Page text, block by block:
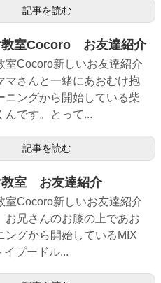
記事を読む
教室Cocoro お友達紹介
室Cocoro新しいお友達紹介
マさんと一緒にあおむけ抱
ニングから開始している柴
んです。とって...
記事を読む
教室 お友達紹介
室Cocoro新しいお友達紹介
お兄さんのお膝の上であお
ングから開始しているMIX
イプードル...